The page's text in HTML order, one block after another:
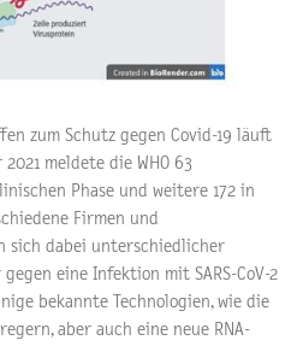
zum Schutz gegen Covid-19 läuft
meldete die WHO 63
Phase und weitere 172 in
Firmen und
sich dabei unterschiedlicher
eine Infektion mit SARS-CoV-2
bekannte Technologien, wie die
aber auch eine neue RNA-